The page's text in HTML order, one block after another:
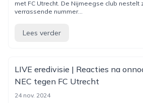
met FC Utrecht. De Nijmeegse club
verrassende nummer...
Lees verder
LIVE eredivisie | Reacties na
NEC tegen FC Utrecht
24 nov. 2024